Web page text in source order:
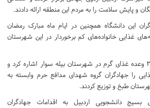
و پایش سلامت را به مردم این منطقه ارائه دادند.
این دانشگاه همچنین در ایام ماه مبارک رمضان
غذایی خانواده‌های کم برخوردار در این شهرستان
وی به پخت و توزیع ۳۰۰ وعده غذای گرم در شهرستان بیله سوار اشاره کرد و
را جهادگران گروه شهدای مدافع حرم وابسته به
طبخ و توزیع کردند.
بسیج دانشجویی اردبیل به اقدامات جهادگران